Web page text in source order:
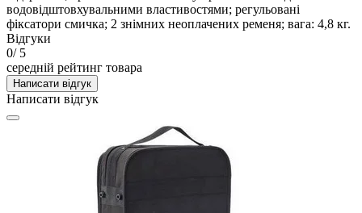
водовідштовхувальними властивостями; регульовані
фіксатори смичка; 2 знімних неоплачених ременя; вага: 4,8 кг.
Відгуки
0/ 5
середній рейтинг товара
Написати відгук
Написати відгук